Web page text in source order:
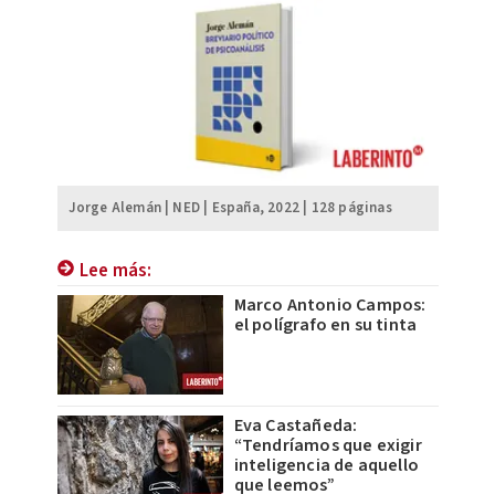
Jorge Alemán | NED | España, 2022 | 128 páginas
Lee más:
Marco Antonio Campos:
el polígrafo en su tinta
Eva Castañeda:
“Tendríamos que exigir
inteligencia de aquello
que leemos”